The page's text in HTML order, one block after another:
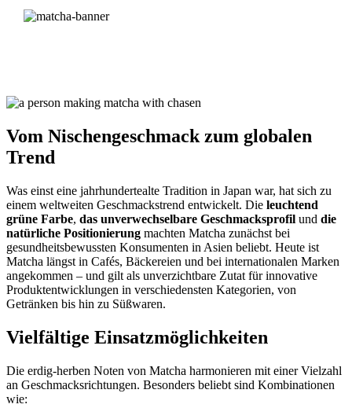
Vom Nischengeschmack zum globalen
Trend
Was einst eine jahrhundertealte Tradition in Japan war, hat sich zu
einem weltweiten Geschmackstrend entwickelt. Die leuchtend
grüne Farbe, das unverwechselbare Geschmacksprofil und die
natürliche Positionierung machten Matcha zunächst bei
gesundheitsbewussten Konsumenten in Asien beliebt. Heute ist
Matcha längst in Cafés, Bäckereien und bei internationalen Marken
angekommen – und gilt als unverzichtbare Zutat für innovative
Produktentwicklungen in verschiedensten Kategorien, von
Getränken bis hin zu Süßwaren.
Vielfältige Einsatzmöglichkeiten
Die erdig-herben Noten von Matcha harmonieren mit einer Vielzahl
an Geschmacksrichtungen. Besonders beliebt sind Kombinationen
wie: